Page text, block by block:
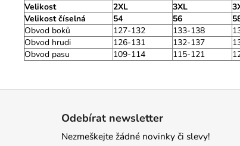
Velikost 2XL 3XL
Velikost číselná
54 56
Obvod boků
127-132 133-138
Obvod hrudi
126-131 132-137
Obvod pasu
109-114 115-121
Odebírat newsletter
Nezmeškejte žádné novinky či slevy!